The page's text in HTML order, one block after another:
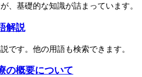
、基礎的な知識が詰まっています。
解説
です。他の用語も検索できます。
の概要について